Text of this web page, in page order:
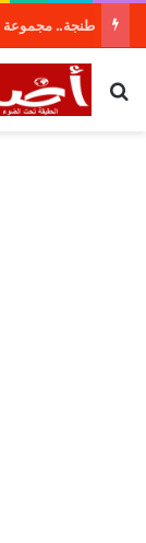
طنجة.. مجموعة
بحث عن